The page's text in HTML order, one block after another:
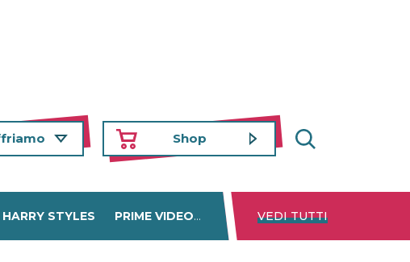
Shop
HARRY STYLES PRIME VIDEO DISNEY+ NETFLIX
VEDI TUTTI